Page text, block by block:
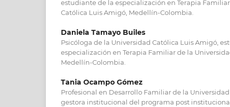
estudiante de la especialización en Terapia
Católica Luis Amigó, Medellín-Colombia.
Daniela Tamayo Builes
Psicóloga de la Universidad Católica Luis Amigó,
especialización en Terapia Familiar de la
Medellín-Colombia.
Tania Ocampo Gómez
Profesional en Desarrollo Familiar de la
gestora institucional del programa post